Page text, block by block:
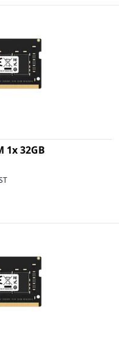
1x 32GB